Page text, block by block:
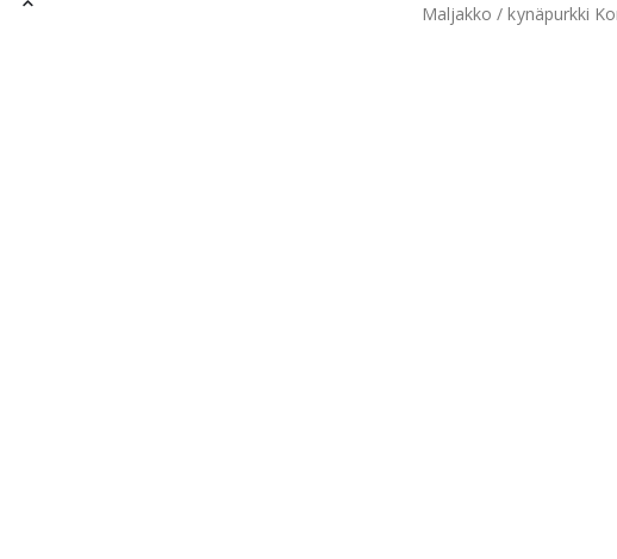
Maljakko / kynäpurkki